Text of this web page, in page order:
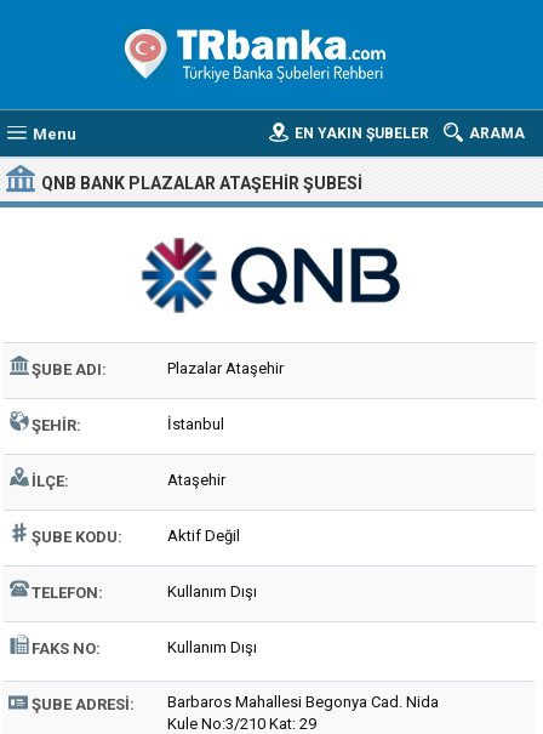
Menu ARAMA
EN YAKIN ŞUBELER
QNB BANK PLAZALAR ATAŞEHIR ŞUBESI
ŞUBE ADI: Plazalar Ataşehir
ŞEHIR: İstanbul
İLÇE: Ataşehir
ŞUBE KODU: Aktif Değil
TELEFON: Kullanım Dışı
FAKS NO: Kullanım Dışı
ŞUBE ADRESI:
Barbaros Mahallesi Begonya Cad. Nida
Kule No:3/210 Kat: 29